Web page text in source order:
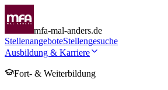
mfa-mal-anders.de
StellenangeboteStellengesuche
Ausbildung & Karriere
Fort- & Weiterbildung